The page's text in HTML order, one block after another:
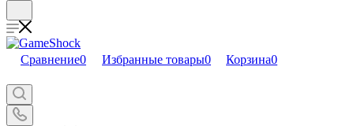
Сравнение0 Избранные товары0 Корзина0